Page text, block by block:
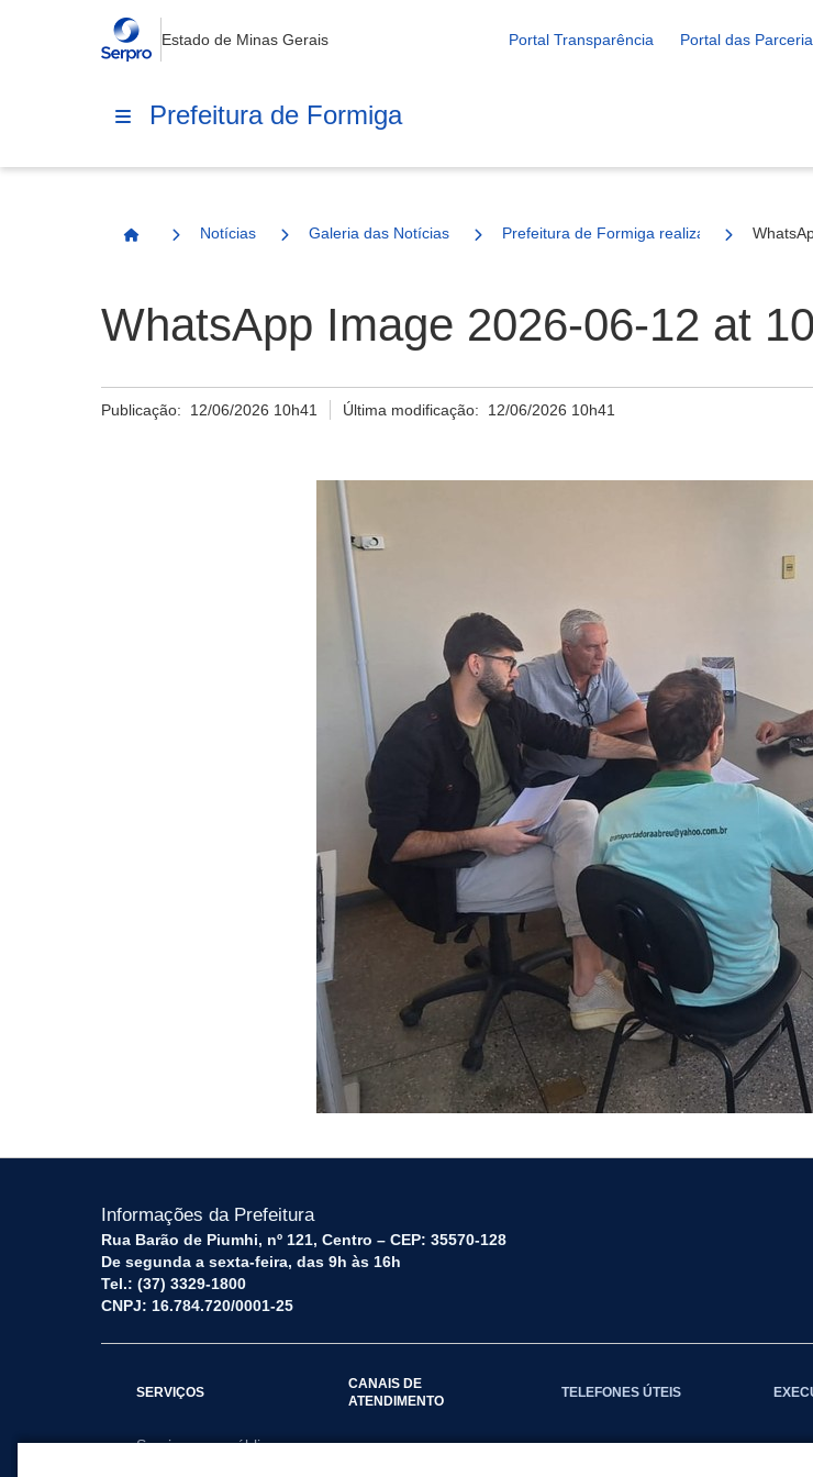
Estado de Minas Gerais Portal Transparência Portal das
Prefeitura de Formiga
Página Inicial
Notícias Galeria das Notícias Prefeitura de Formiga realiza reunião para
WhatsApp Image 2026-06-12 at
Publicação: 12/06/2026 10h41 Última modificação: 12/06/2026 10h41
Informações da Prefeitura
Rua Barão de Piumhi, nº 121, Centro – CEP: 35570-128
De segunda a sexta-feira, das 9h às 16h
Tel.: (37) 3329-1800
CNPJ: 16.784.720/0001-25
SERVIÇOS
Serviços por público
CANAIS DE
ATENDIMENTO
TELEFONES ÚTEIS